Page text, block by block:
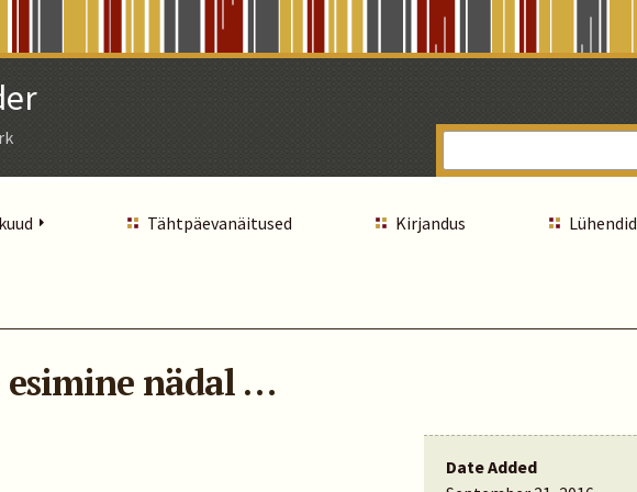
Tähtpäevanäitused Kirjandus Lühendid
esimine nädal …
Date Added